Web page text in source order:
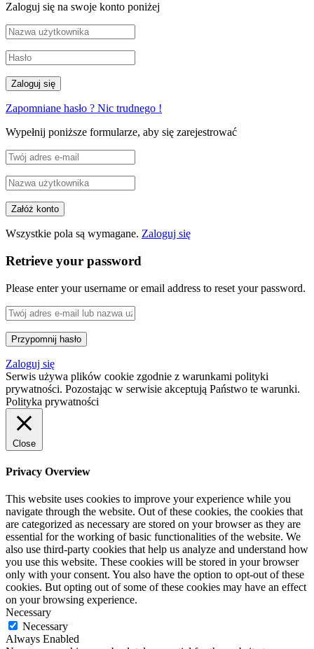
Zaloguj się na swoje konto poniżej
Zapomniane hasło ? Nic trudnego !
Wypełnij poniższe formularze, aby się zarejestrować
Wszystkie pola są wymagane. Zaloguj się
Retrieve your password
Please enter your username or email address to reset your password.
Zaloguj się
Serwis używa plików cookie zgodnie z warunkami polityki
prywatności. Pozostając w serwisie akceptują Państwo te warunki.
Polityka prywatności
Close
Privacy Overview
This website uses cookies to improve your experience while you
navigate through the website. Out of these cookies, the cookies that
are categorized as necessary are stored on your browser as they are
essential for the working of basic functionalities of the website. We
also use third-party cookies that help us analyze and understand how
you use this website. These cookies will be stored in your browser
only with your consent. You also have the option to opt-out of these
cookies. But opting out of some of these cookies may have an effect
on your browsing experience.
Necessary
Necessary
Always Enabled